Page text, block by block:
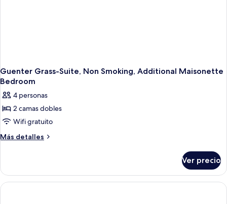
Guenter Grass-Suite, Non Smoking, Additional Maisonette
Bedroom
4 personas
2 camas dobles
Wifi gratuito
Más detalles
Más
Grass-
Suite,
Non
Ver precio